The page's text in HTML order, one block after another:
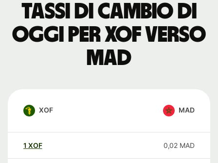
Tassi di cambio di
oggi per XOF verso
MAD
XOF MAD
1 XOF 0,02 MAD